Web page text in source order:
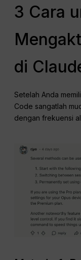
3 Cara
di
Setelah Anda
Code sangatlah
dengan frekuensi